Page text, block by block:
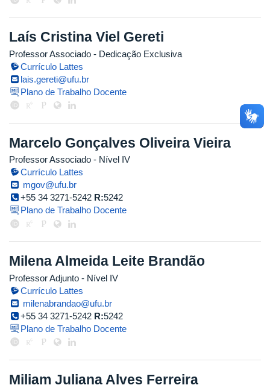
Laís Cristina Viel Gereti
Professor Associado - Dedicação Exclusiva
Currículo Lattes
lais.gereti@ufu.br
Plano de Trabalho Docente
Marcelo Gonçalves Oliveira Vieira
Professor Associado - Nível IV
Currículo Lattes
mgov@ufu.br
+55 34 3271-5242 R:5242
Plano de Trabalho Docente
Milena Almeida Leite Brandão
Professor Adjunto - Nível IV
Currículo Lattes
milenabrandao@ufu.br
+55 34 3271-5242 R:5242
Plano de Trabalho Docente
Miliam Juliana Alves Ferreira